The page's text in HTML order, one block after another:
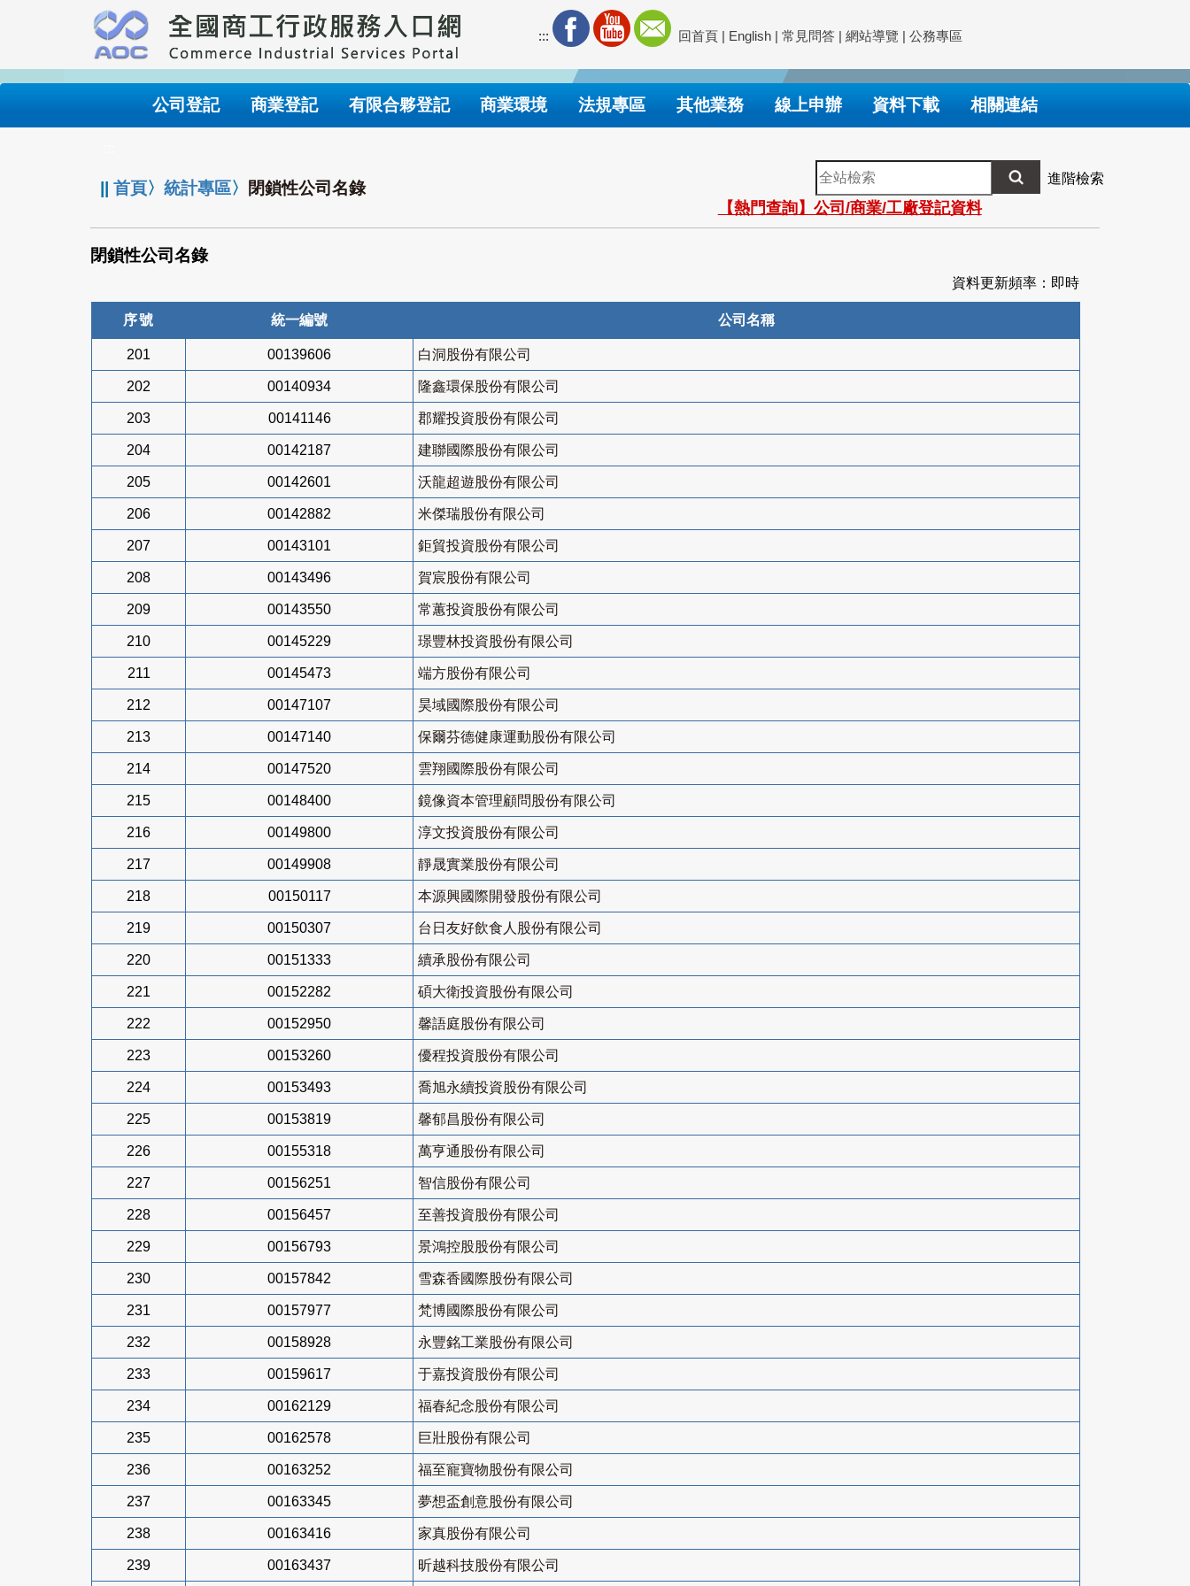
要
內
::: 回首頁 | English | 常見問答 | 網站導覽 | 公務專區
公司登記 商業登記 有限合夥登記 商業環境 法規專區 其他業務 線上申辦 資料下載 相關連結
||首頁〉統計專區〉 閉鎖性公司名錄
全
站
檢
索
進階檢索
【熱門查詢】公司/商業/工廠登記資料
閉鎖性公司名錄
資料更新頻率：即時
序號 統一編號 公司名稱
201 00139606 白洞股份有限公司
202 00140934 隆鑫環保股份有限公司
203 00141146 郡耀投資股份有限公司
204 00142187 建聯國際股份有限公司
205 00142601 沃龍超遊股份有限公司
206 00142882 米傑瑞股份有限公司
207 00143101 鉅貿投資股份有限公司
208 00143496 賀宸股份有限公司
209 00143550 常蕙投資股份有限公司
210 00145229 璟豐林投資股份有限公司
211 00145473 端方股份有限公司
212 00147107 昊域國際股份有限公司
213 00147140 保爾芬德健康運動股份有限公司
214 00147520 雲翔國際股份有限公司
215 00148400 鏡像資本管理顧問股份有限公司
216 00149800 淳文投資股份有限公司
217 00149908 靜晟實業股份有限公司
218 00150117 本源興國際開發股份有限公司
219 00150307 台日友好飲食人股份有限公司
220 00151333 續承股份有限公司
221 00152282 碩大衛投資股份有限公司
222 00152950 馨語庭股份有限公司
223 00153260 優程投資股份有限公司
224 00153493 喬旭永續投資股份有限公司
225 00153819 馨郁昌股份有限公司
226 00155318 萬亨通股份有限公司
227 00156251 智信股份有限公司
228 00156457 至善投資股份有限公司
229 00156793 景鴻控股股份有限公司
230 00157842 雪森香國際股份有限公司
231 00157977 梵博國際股份有限公司
232 00158928 永豐銘工業股份有限公司
233 00159617 于嘉投資股份有限公司
234 00162129 福春紀念股份有限公司
235 00162578 巨壯股份有限公司
236 00163252 福至寵寶物股份有限公司
237 00163345 夢想盃創意股份有限公司
238 00163416 家真股份有限公司
239 00163437 昕越科技股份有限公司